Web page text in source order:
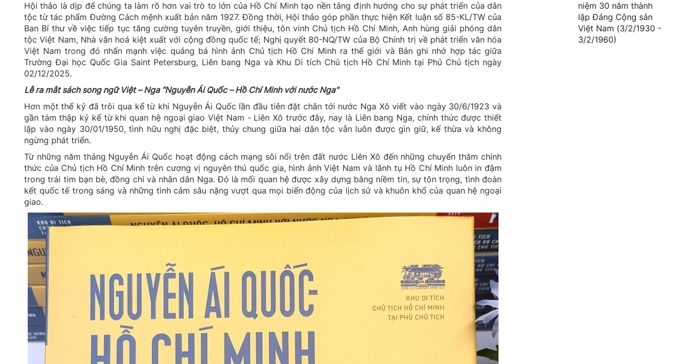
Hội thảo là dịp để chúng ta làm rõ hơn vai trò to lớn của Hồ Chí Minh tạo nền tảng định hướng cho sự phát triển của dân
tộc từ tác phẩm Đường Cách mệnh xuất bản năm 1927. Đồng thời, Hội thảo góp phần thực hiện Kết luận số 85-KL/TW của
Ban Bí thư về việc tiếp tục tăng cường tuyên truyền, giới thiệu, tôn vinh Chủ tịch Hồ Chí Minh, Anh hùng giải phóng dân
tộc Việt Nam, Nhà văn hoá kiệt xuất với cộng đồng quốc tế; Nghị quyết 80-NQ/TW của Bộ Chính trị về phát triển văn hóa
Việt Nam trong đó nhấn mạnh việc quảng bá hình ảnh Chủ tịch Hồ Chí Minh ra thế giới và Bản ghi nhớ hợp tác giữa
Trường Đại học Quốc Gia Saint Petersburg, Liên bang Nga và Khu Di tích Chủ tịch Hồ Chí Minh tại Phủ Chủ tịch ngày
02/12/2025.
Lễ ra mắt sách song ngữ Việt – Nga “Nguyễn Ái Quốc – Hồ Chí Minh với nước Nga"
Hơn một thế kỷ đã trôi qua kể từ khi Nguyễn Ái Quốc lần đầu tiên đặt chân tới nước Nga Xô viết vào ngày 30/6/1923 và
gần tám thập kỷ kể từ khi quan hệ ngoại giao Việt Nam - Liên Xô trước đây, nay là Liên bang Nga, chính thức được thiết
lập vào ngày 30/01/1950, tình hữu nghị đặc biệt, thủy chung giữa hai dân tộc vẫn luôn được gìn giữ, kế thừa và không
ngừng phát triển.
Từ những năm tháng Nguyễn Ái Quốc hoạt động cách mạng sôi nổi trên đất nước Liên Xô đến những chuyến thăm chính
thức của Chủ tịch Hồ Chí Minh trên cương vị nguyên thủ quốc gia, hình ảnh Việt Nam và lãnh tụ Hồ Chí Minh luôn in đậm
trong trái tim bạn bè, đồng chí và nhân dân Nga. Đó là mối quan hệ được xây dựng bằng niềm tin, sự tôn trọng, tình đoàn
kết quốc tế trong sáng và những tình cảm sâu nặng vượt qua mọi biến động của lịch sử và khuôn khổ của quan hệ ngoại
giao.
niệm 30 năm thành
lập Đảng Cộng sản
Việt Nam (3/2/1930 -
3/2/1960)